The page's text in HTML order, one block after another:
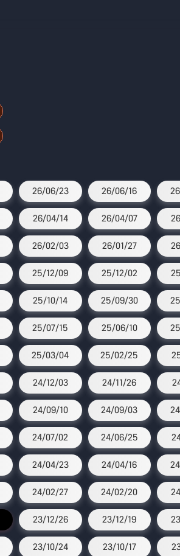
26/06/23 26/06/16
26/04/14 26/04/07
26/02/03 26/01/27
25/12/09 25/12/02
25/10/14 25/09/30
25/07/15 25/06/10
25/03/04 25/02/25
24/12/03 24/11/26
24/09/10 24/09/03
24/07/02 24/06/25
24/04/23 24/04/16
24/02/27 24/02/20
23/12/26 23/12/19
23/10/24 23/10/17